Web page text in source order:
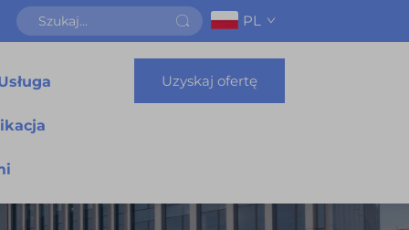
PL
Uzyskaj ofertę